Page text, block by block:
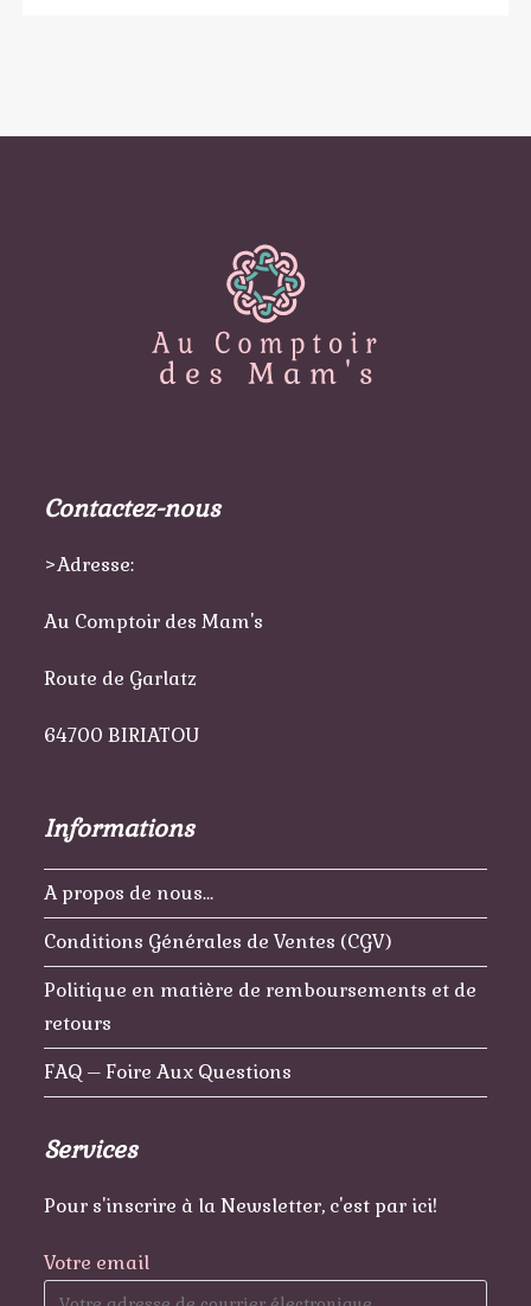
Contactez-nous
>Adresse:
Au Comptoir des Mam's
Route de Garlatz
64700 BIRIATOU
Informations
A propos de nous…
Conditions Générales de Ventes (CGV)
Politique en matière de remboursements et de
retours
FAQ – Foire Aux Questions
Services
Pour s'inscrire à la Newsletter, c'est par ici!
Votre email